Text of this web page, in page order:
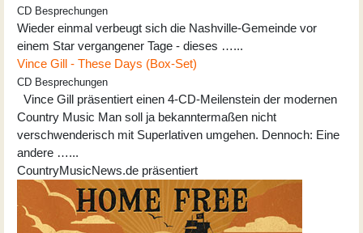
CD Besprechungen
Wieder einmal verbeugt sich die Nashville-Gemeinde vor
einem Star vergangener Tage - dieses …...
Vince Gill - These Days (Box-Set)
CD Besprechungen
Vince Gill präsentiert einen 4-CD-Meilenstein der modernen
Country Music Man soll ja bekanntermaßen nicht
verschwenderisch mit Superlativen umgehen. Dennoch: Eine
andere …...
CountryMusicNews.de präsentiert